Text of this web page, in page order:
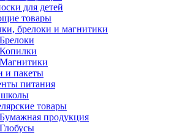
для детей
товары
брелоки и магнитики
Брелоки
Копилки
Магнитики
и пакеты
питания
школы
товары
Бумажная продукция
Глобусы